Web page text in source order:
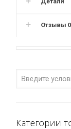
Отзывы 0
Категории